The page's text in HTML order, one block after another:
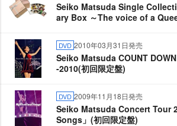
Seiko Matsuda Single
ary Box ～The voice of a
DVD 2010年03月31日発売
Seiko Matsuda COUNT
-2010(初回限定盤)
DVD 2009年11月18日発売
Seiko Matsuda Concert Tour
Songs」(初回限定盤)